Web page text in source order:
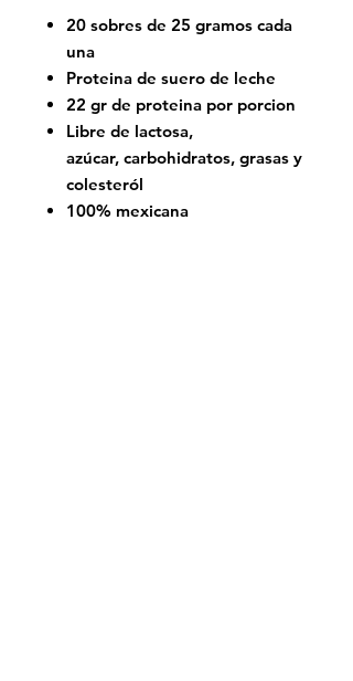
20 sobres de 25 gramos cada
una
Proteina de suero de leche
22 gr de proteina por porcion
Libre de lactosa,
azúcar, carbohidratos, grasas y
colesteról
100% mexicana